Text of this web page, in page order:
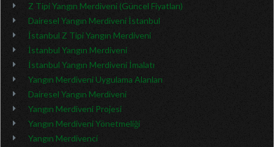
Z Tipi Yangın Merdiveni (Güncel Fiyatları)
Dairesel Yangın Merdiveni İstanbul
İstanbul Z Tipi Yangın Merdiveni
İstanbul Yangın Merdiveni
İstanbul Yangın Merdiveni İmalatı
Yangın Merdiveni Uygulama Alanları
Dairesel Yangın Merdiveni
Yangın Merdiveni Projesi
Yangın Merdiveni Yönetmeliği
Yangın Merdivenci